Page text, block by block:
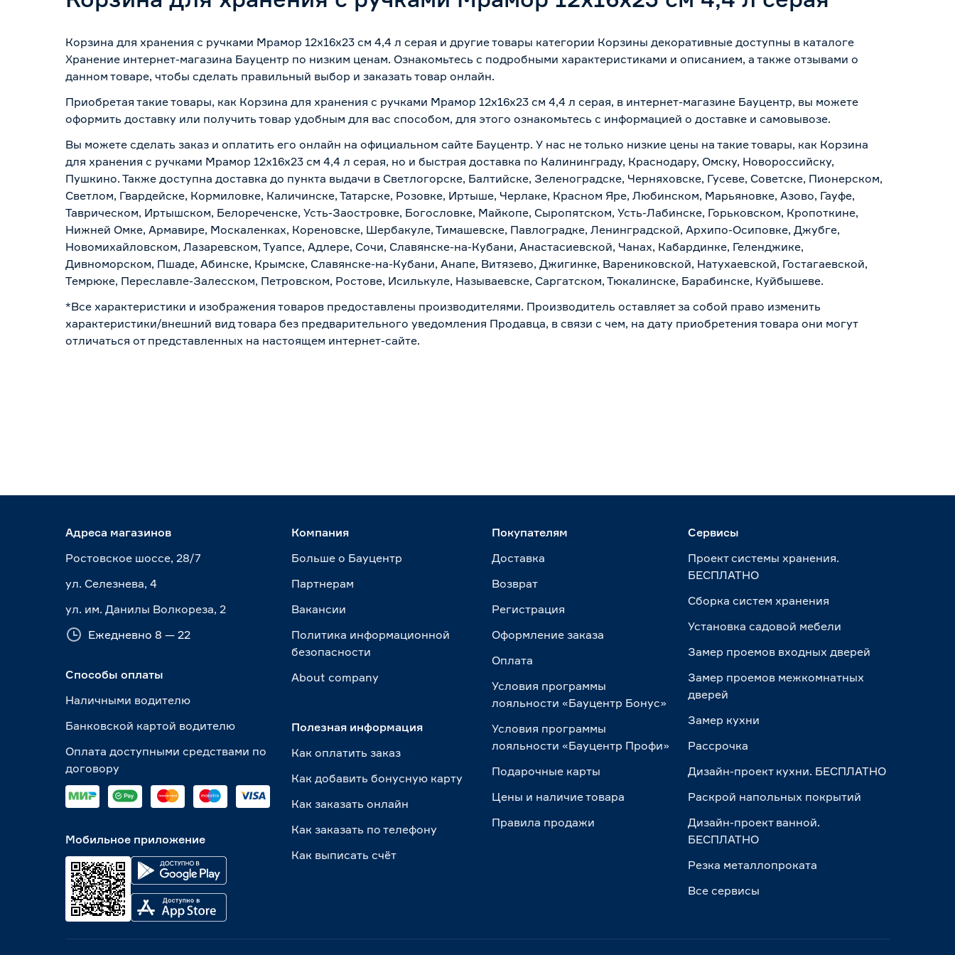
Корзина для хранения с ручками Мрамор 12x16x23 см 4,4 л серая и другие товары категории Корзины декоративные доступны в каталоге
Хранение интернет-магазина Бауцентр по низким ценам. Ознакомьтесь с подробными характеристиками и описанием, а также отзывами о
данном товаре, чтобы сделать правильный выбор и заказать товар онлайн.
Приобретая такие товары, как Корзина для хранения с ручками Мрамор 12x16x23 см 4,4 л серая, в интернет-магазине Бауцентр, вы можете
оформить доставку или получить товар удобным для вас способом, для этого ознакомьтесь с информацией о доставке и самовывозе.
Вы можете сделать заказ и оплатить его онлайн на официальном сайте Бауцентр. У нас не только низкие цены на такие товары, как Корзина
для хранения с ручками Мрамор 12x16x23 см 4,4 л серая, но и быстрая доставка по Калининграду, Краснодару, Омску, Новороссийску,
Пушкино. Также доступна доставка до пункта выдачи в Светлогорске, Балтийске, Зеленоградске, Черняховске, Гусеве, Советске, Пионерском,
Светлом, Гвардейске, Кормиловке, Каличинске, Татарске, Розовке, Иртыше, Черлаке, Красном Яре, Любинском, Марьяновке, Азово, Гауфе,
Таврическом, Иртышском, Белореченске, Усть-Заостровке, Богословке, Майкопе, Сыропятском, Усть-Лабинске, Горьковском, Кропоткине,
Нижней Омке, Армавире, Москаленках, Кореновске, Шербакуле, Тимашевске, Павлоградке, Ленинградской, Архипо-Осиповке, Джубге,
Новомихайловском, Лазаревском, Туапсе, Адлере, Сочи, Славянске-на-Кубани, Анастасиевской, Чанах, Кабардинке, Геленджике,
Дивноморском, Пшаде, Абинске, Крымске, Славянске-на-Кубани, Анапе, Витязево, Джигинке, Варениковской, Натухаевской, Гостагаевской,
Темрюке, Переславле-Залесском, Петровском, Ростове, Исилькуле, Называевске, Саргатском, Тюкалинске, Барабинске, Куйбышеве.
*Все характеристики и изображения товаров предоставлены производителями. Производитель оставляет за собой право изменить
характеристики/внешний вид товара без предварительного уведомления Продавца, в связи с чем, на дату приобретения товара они могут
отличаться от представленных на настоящем интернет-сайте.
Адреса магазинов
Ростовское шоссе, 28/7
ул. Селезнева, 4
ул. им. Данилы Волкореза, 2
Ежедневно 8 — 22
Способы оплаты
Наличными водителю
Банковской картой водителю
Оплата доступными средствами по
договору
Мобильное приложение
Компания
Больше о Бауцентр
Партнерам
Вакансии
Политика информационной
безопасности
About сompany
Полезная информация
Как оплатить заказ
Как добавить бонусную карту
Как заказать онлайн
Как заказать по телефону
Как выписать счёт
Покупателям
Доставка
Возврат
Регистрация
Оформление заказа
Оплата
Условия программы
лояльности «Бауцентр Бонус»
Условия программы
лояльности «Бауцентр Профи»
Подарочные карты
Цены и наличие товара
Правила продажи
Сервисы
Проект системы хранения.
БЕСПЛАТНО
Сборка систем хранения
Установка садовой мебели
Замер проемов входных дверей
Замер проемов межкомнатных
дверей
Замер кухни
Рассрочка
Дизайн-проект кухни. БЕСПЛАТНО
Раскрой напольных покрытий
Дизайн-проект ванной.
БЕСПЛАТНО
Резка металлопроката
Все сервисы